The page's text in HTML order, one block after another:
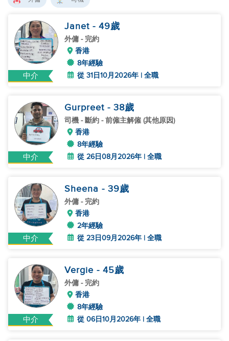
中介
Janet - 49歲
外傭 - 完約
香港
8年經驗
從 31日10月2026年 | 全職
中介
Gurpreet - 38歲
司機 - 斷約 - 前僱主解僱 (其他原因)
香港
8年經驗
從 26日08月2026年 | 全職
中介
Sheena - 39歲
外傭 - 完約
香港
2年經驗
從 23日09月2026年 | 全職
中介
Vergie - 45歲
外傭 - 完約
香港
8年經驗
從 06日10月2026年 | 全職